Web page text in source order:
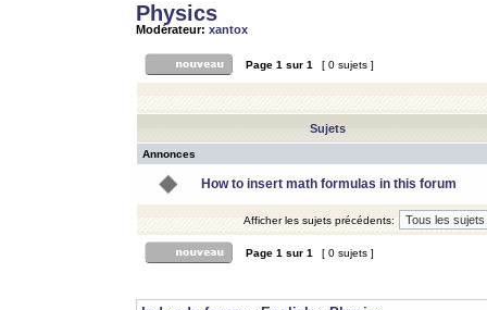
Physics
Modérateur: xantox
Page 1 sur 1 [ 0 sujets ]
Sujets
Annonces
How to insert math formulas in this forum
Afficher les sujets précédents:
Page 1 sur 1 [ 0 sujets ]